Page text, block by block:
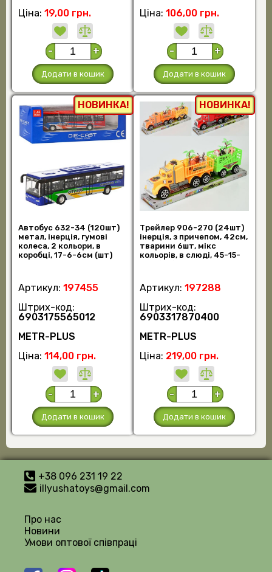
Ціна: 19,00 грн.
- +
Додати в кошик
Ціна: 106,00 грн.
- +
Додати в кошик
НОВИНКА!
Автобус 632-34 (120шт)
метал, інерція, гумові
колеса, 2 кольори, в
коробці, 17-6-6см (шт)
Артикул: 197455
Штрих-код:
6903175565012
METR-PLUS
Ціна: 114,00 грн.
- +
Додати в кошик
НОВИНКА!
Трейлер 906-270 (24шт)
інерція, з причепом, 42см,
тварини 6шт, мікс
кольорів, в слюді, 45-15-
Артикул: 197288
Штрих-код:
6903317870400
METR-PLUS
Ціна: 219,00 грн.
- +
Додати в кошик
+38 096 231 19 22
illyushatoys@gmail.com
Про нас
Новини
Умови оптової співпраці